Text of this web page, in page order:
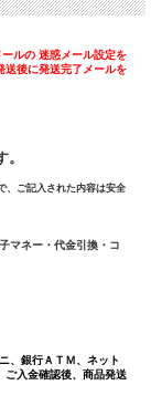
ルの 迷惑メール設定を
送後に発送完了メールを
、ご記入された内容は安全
マネー・代金引換・コ
、銀行ＡＴＭ、ネット
ご入金確認後、商品発送